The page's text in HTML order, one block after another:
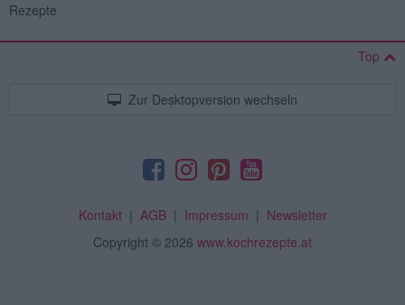
Rezepte
Top
Zur Desktopversion wechseln
Kontakt| AGB| Impressum | Newsletter
Copyright © 2026 www.kochrezepte.at